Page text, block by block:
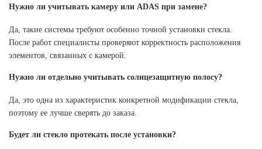
Нужно ли учитывать камеру или ADAS при замене?
Да, такие системы требуют особенно точной установки стекла.
После работ специалисты проверяют корректность расположения
элементов, связанных с камерой.
Нужно ли отдельно учитывать солнцезащитную полосу?
Да, это одна из характеристик конкретной модификации стекла,
поэтому ее лучше сверять до заказа.
Будет ли стекло протекать после установки?